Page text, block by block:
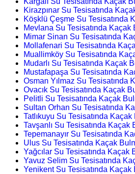
Kirazpınar Su Tesisatında
Köşklü Çeşme Su Tesisatında
Mevlana Su Tesisatında Kaçak
Mimar Sinan Su Tesisatında
Mollafenari Su Tesisatında
Muallimköy Su Tesisatında
Mudarlı Su Tesisatında Kaçak
Mustafapaşa Su Tesisatında
Osman Yılmaz Su Tesisatında
Ovacık Su Tesisatında Kaçak
Pelitli Su Tesisatında Kaçak
Sultan Orhan Su Tesisatında
Tatlıkuyu Su Tesisatında Kaçak
Tavşanlı Su Tesisatında Kaçak
Tepemanayır Su Tesisatında
Ulus Su Tesisatında Kaçak
Yağcılar Su Tesisatında Kaçak
Yavuz Selim Su Tesisatında
Yenikent Su Tesisatında Kaçak